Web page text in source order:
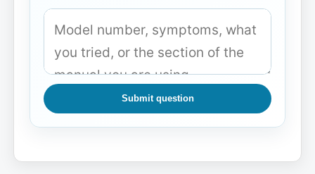
Submit question